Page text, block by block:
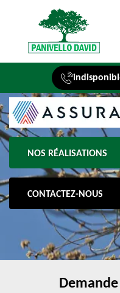
NOS RÉALISATIONS
CONTACTEZ-NOUS